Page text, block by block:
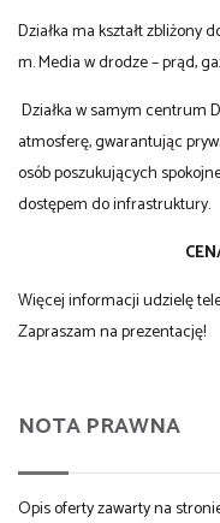
Działka ma kształt zbliżony
m. Media w drodze – prąd,
Działka w samym centrum
atmosferę, gwarantując
osób poszukujących
dostępem do infrastruktury.
Więcej informacji udzielę
Zapraszam na prezentację!
NOTA PRAWNA
Opis oferty zawarty na